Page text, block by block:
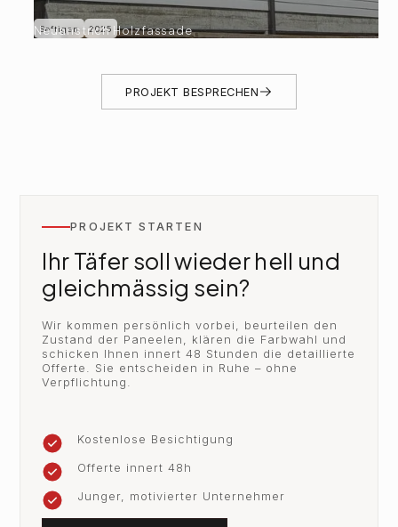
Neuanstrich Holzfassade
Seftigen 2025
PROJEKT BESPRECHEN
PROJEKT STARTEN
Ihr Täfer soll wieder hell und
gleichmässig sein?
Wir kommen persönlich vorbei, beurteilen den
Zustand der Paneelen, klären die Farbwahl und
schicken Ihnen innert 48 Stunden die detaillierte
Offerte. Sie entscheiden in Ruhe – ohne
Verpflichtung.
Kostenlose Besichtigung
Offerte innert 48h
Junger, motivierter Unternehmer